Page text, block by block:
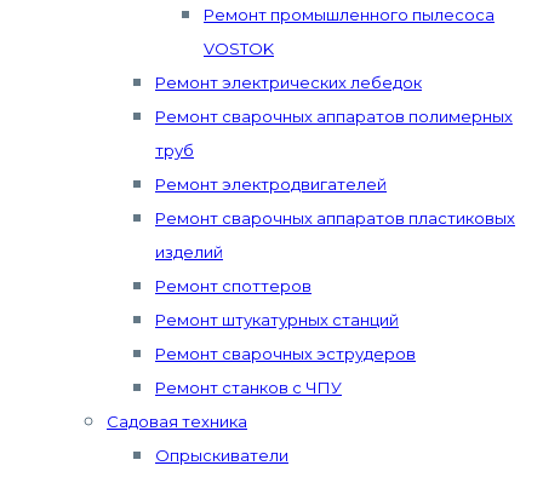
Ремонт промышленного пылесоса
VOSTOK
Ремонт электрических лебедок
Ремонт сварочных аппаратов полимерных
труб
Ремонт электродвигателей
Ремонт сварочных аппаратов пластиковых
изделий
Ремонт споттеров
Ремонт штукатурных станций
Ремонт сварочных эструдеров
Ремонт станков с ЧПУ
Садовая техника
Опрыскиватели